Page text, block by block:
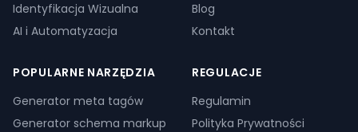
Identyfikacja Wizualna
AI i Automatyzacja
Blog
Kontakt
POPULARNE NARZĘDZIA
Generator meta tagów
Generator schema markup
REGULACJE
Regulamin
Polityka Prywatności